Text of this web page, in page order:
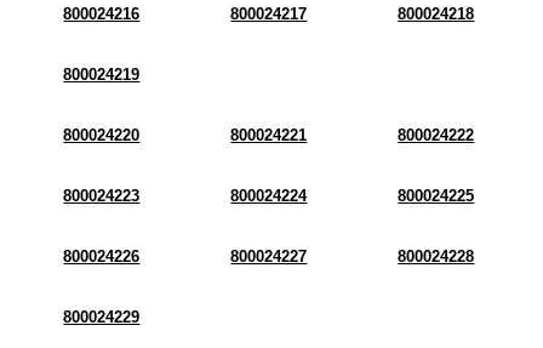
800024216 800024217 800024218
800024219
800024220 800024221 800024222
800024223 800024224 800024225
800024226 800024227 800024228
800024229